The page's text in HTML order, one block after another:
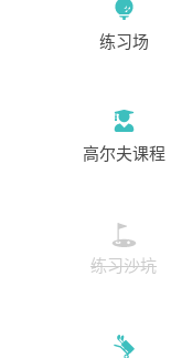
练习场
高尔夫课程
练习沙坑